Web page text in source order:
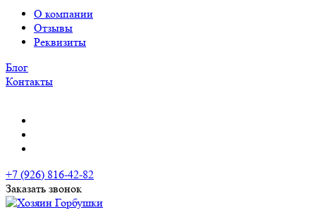
О компании
Отзывы
Реквизиты
Блог
Контакты
+7 (926) 816-42-82
Заказать звонок